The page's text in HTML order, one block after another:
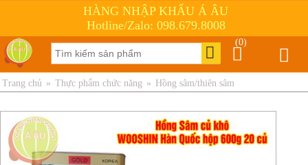
HÀNG NHẬP KHẨU Á ÂU
Hotline/Zalo: 098.679.8008
(0)
Trang chủ » Thực phẩm chức năng » Hồng sâm/thiên sâm